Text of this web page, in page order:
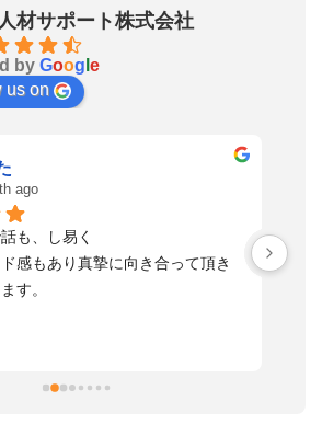
材サポート株式会社
by Goog e
us on
ago
も、し易く
感もあり真摯に向き合って頂き
す。